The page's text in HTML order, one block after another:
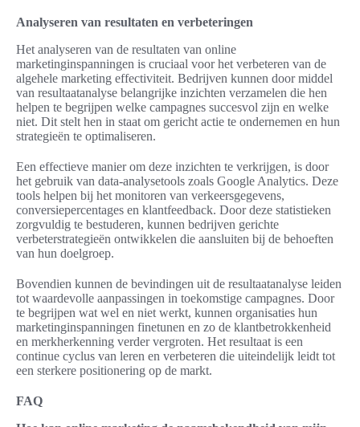
Analyseren van resultaten en verbeteringen
Het analyseren van de resultaten van online
marketinginspanningen is cruciaal voor het verbeteren van de
algehele marketing effectiviteit. Bedrijven kunnen door middel
van resultaatanalyse belangrijke inzichten verzamelen die hen
helpen te begrijpen welke campagnes succesvol zijn en welke
niet. Dit stelt hen in staat om gericht actie te ondernemen en hun
strategieën te optimaliseren.
Een effectieve manier om deze inzichten te verkrijgen, is door
het gebruik van data-analysetools zoals Google Analytics. Deze
tools helpen bij het monitoren van verkeersgegevens,
conversiepercentages en klantfeedback. Door deze statistieken
zorgvuldig te bestuderen, kunnen bedrijven gerichte
verbeterstrategieën ontwikkelen die aansluiten bij de behoeften
van hun doelgroep.
Bovendien kunnen de bevindingen uit de resultaatanalyse leiden
tot waardevolle aanpassingen in toekomstige campagnes. Door
te begrijpen wat wel en niet werkt, kunnen organisaties hun
marketinginspanningen finetunen en zo de klantbetrokkenheid
en merkherkenning verder vergroten. Het resultaat is een
continue cyclus van leren en verbeteren die uiteindelijk leidt tot
een sterkere positionering op de markt.
FAQ